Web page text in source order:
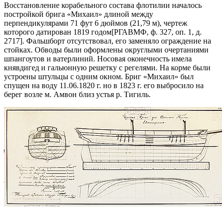
Восстановление корабельного состава флотилии началось
постройкой брига «Михаил» длиной между
перпендикулярами 71 фут 6 дюймов (21,79 м), чертеж
которого датирован 1819 годом[РГАВМФ, ф. 327, оп. 1, д.
2717]. Фальшборт отсутствовал, его заменяло ограждение на
стойках. Обводы были оформлены округлыми очертаниями
шпангоутов и ватерлиний. Носовая оконечность имела
княвдигед и гальюнную решетку с регелями. На корме были
устроены штульцы с одним окном. Бриг «Михаил» был
спущен на воду 11.06.1820 г. но в 1823 г. его выбросило на
берег возле м. Амвон близ устья р. Тигиль.